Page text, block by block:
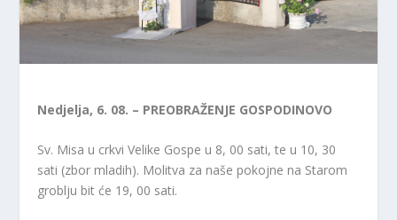
Nedjelja, 6. 08. – PREOBRAŽENJE GOSPODINOVO
Sv. Misa u crkvi Velike Gospe u 8, 00 sati, te u 10, 30
sati (zbor mladih). Molitva za naše pokojne na Starom
groblju bit će 19, 00 sati.